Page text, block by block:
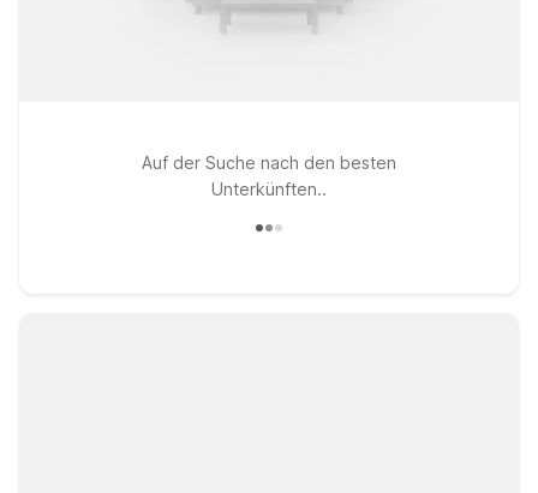
Auf der Suche nach den besten
Unterkünften..